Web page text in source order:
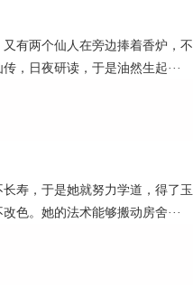
有两个仙人在旁边捧着香炉，不
，日夜研读，于是油然生起···
寿，于是她就努力学道，得了玉
色。她的法术能够搬动房舍···